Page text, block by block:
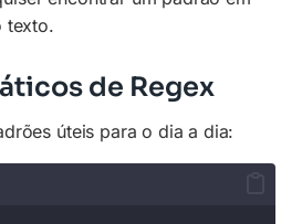
texto.
de Regex
úteis para o dia a dia: